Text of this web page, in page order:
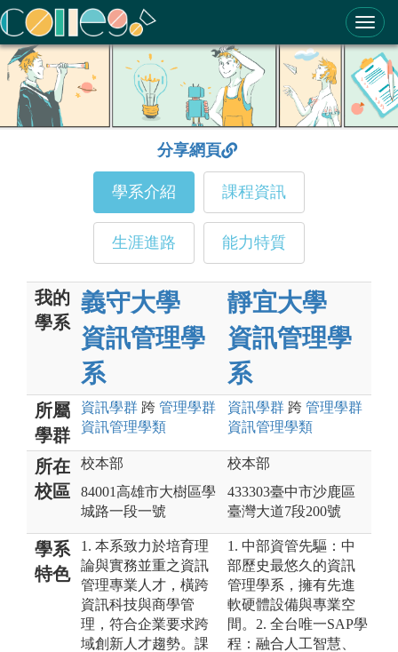
ColleGo! 大學選才與高中育才輔助系統
分享網頁
學系介紹 課程資訊
生涯進路 能力特質
我的
學系
義守大學
資訊管理學
系
靜宜大學
資訊管理學
系
所屬
學群
資訊學群 跨 管理學群
資訊管理學類
資訊學群 跨 管理學群
資訊管理學類
所在
校區
校本部
84001高雄市大樹區學
城路一段一號
校本部
433303臺中市沙鹿區
臺灣大道7段200號
學系
特色
1. 本系致力於培育理
論與實務並重之資訊
管理專業人才，橫跨
資訊科技與商學管
理，符合企業要求跨
域創新人才趨勢。課
1. 中部資管先驅：中
部歷史最悠久的資訊
管理學系，擁有先進
軟硬體設備與專業空
間。2. 全台唯一SAP學
程：融合人工智慧、